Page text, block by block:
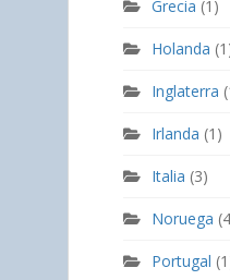
Grecia (1)
Holanda
Inglaterra
Irlanda (1)
Italia (3)
Noruega
Portugal